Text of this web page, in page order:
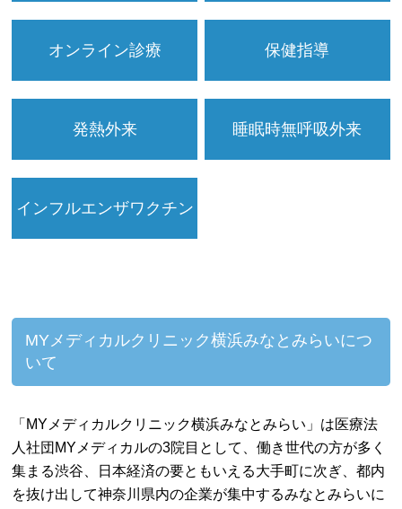
オンライン診療 保健指導
発熱外来 睡眠時無呼吸外来
インフルエンザワクチン
MYメディカルクリニック横浜みなとみらいにつ
いて
「MYメディカルクリニック横浜みなとみらい」は医療法
人社団MYメディカルの3院目として、働き世代の方が多く
集まる渋谷、日本経済の要ともいえる大手町に次ぎ、都内
を抜け出して神奈川県内の企業が集中するみなとみらいに